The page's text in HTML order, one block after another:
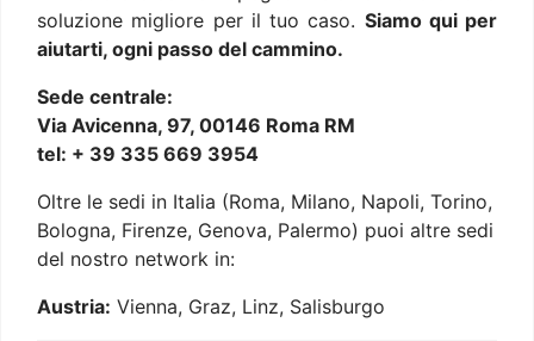
soluzione migliore per il tuo caso. Siamo qui per
aiutarti, ogni passo del cammino.
Sede centrale:
Via Avicenna, 97, 00146 Roma RM
tel: + 39 335 669 3954
Oltre le sedi in Italia (Roma, Milano, Napoli, Torino,
Bologna, Firenze, Genova, Palermo) puoi altre sedi
del nostro network in:
Austria: Vienna, Graz, Linz, Salisburgo